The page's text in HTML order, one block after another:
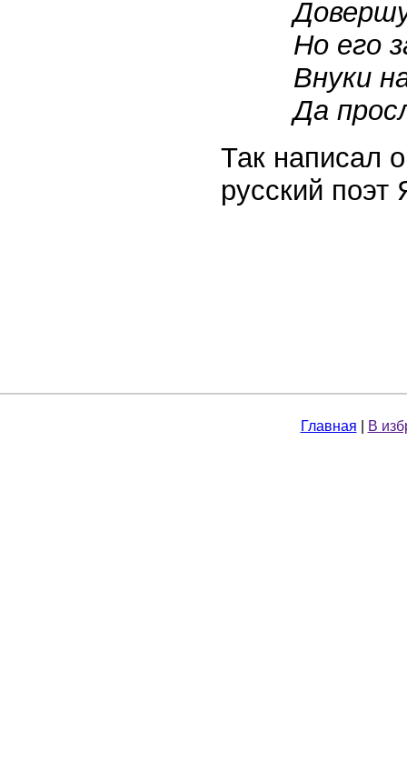
Но его
Внуки
Да
Так написал
русский
Главная В